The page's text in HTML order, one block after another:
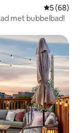
5 (68)
met bubbelbad!